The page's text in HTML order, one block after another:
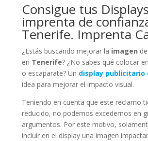
Consigue tus
imprenta de
Tenerife. Imprenta
¿Estás buscando mejorar la imagen
en Tenerife? ¿No sabes qué colocar
o escaparate? Un display publicitario
idea para mejorar el impacto visual.
Teniendo en cuenta que este reclamo
reducido, no podemos excedernos en
argumentos. Por este motivo,
incluir en el display una imagen